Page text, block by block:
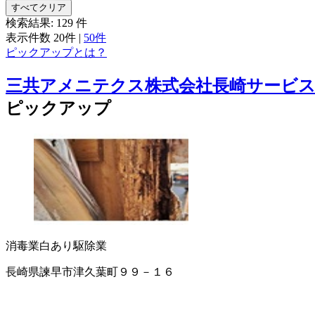
すべてクリア
検索結果: 129 件
表示件数 20件 | 50件
ピックアップとは？
三共アメニテクス株式会社長崎サービ
ピックアップ
消毒業白あり駆除業
長崎県諫早市津久葉町９９－１６